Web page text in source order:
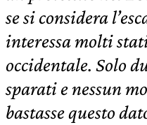
se si considera
interessa molti
occidentale. Solo
sparati e nessun
bastasse questo